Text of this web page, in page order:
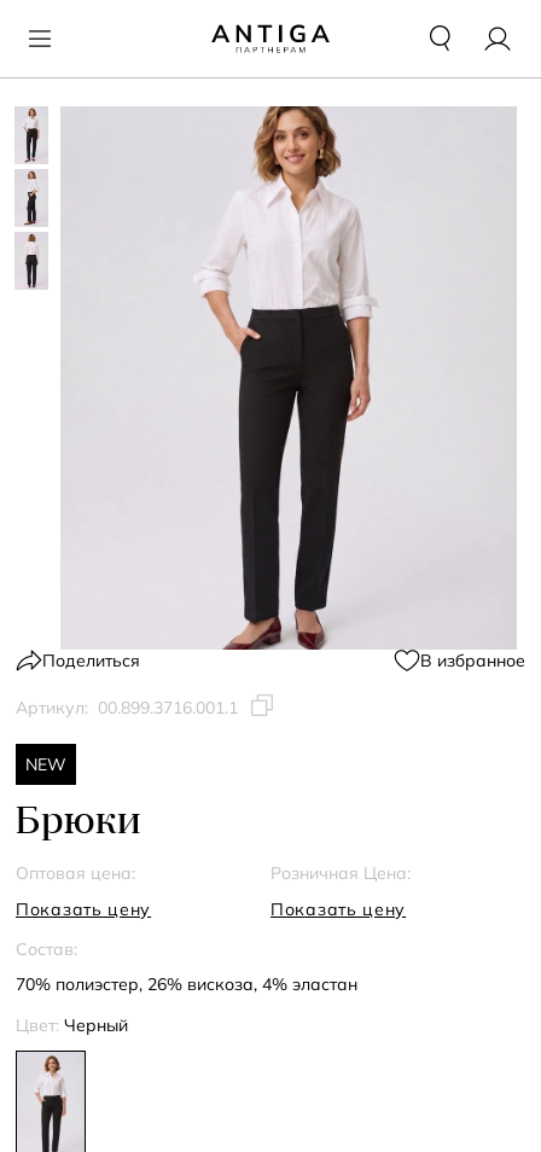
Поделиться В избранное
Артикул: 00.899.3716.001.1
NEW
Брюки
Оптовая цена:
Показать цену
Розничная Цена:
Показать цену
Состав:
70% полиэстер, 26% вискоза, 4% эластан
Цвет: Черный